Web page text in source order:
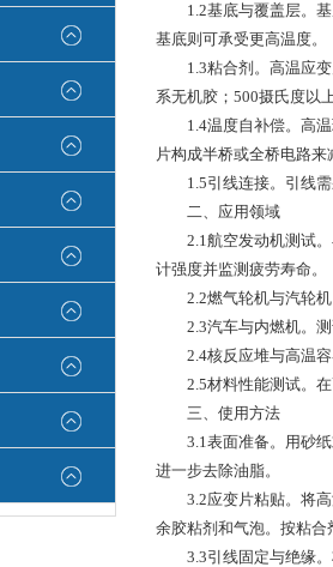
1.2基底与覆盖层。基
基底则可承受更高温度。
1.3粘合剂。高温应变
系无机胶；500摄氏度以
1.4温度自补偿。高温
片构成半桥或全桥电路
1.5引线连接。引线需
二、应用领域
2.1航空发动机测试。
计强度并监测疲劳寿命。
2.2燃气轮机与汽轮机
2.3汽车与内燃机。测
2.4核反应堆与高温容
2.5材料性能测试。在
三、使用方法
3.1表面准备。用砂纸
进一步去除油脂。
3.2应变片粘贴。将高
余胶粘剂和气泡。按粘
3.3引线固定与绝缘。